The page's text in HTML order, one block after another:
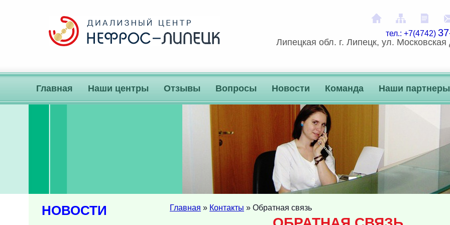
На главную
Карта
тел.: +7(4742)
Липецкая обл. г. Липецк, ул.
Главная Наши центры Отзывы Вопросы Новости Команда Наши партнеры
Главная » Контакты » Обратная связь
НОВОСТИ